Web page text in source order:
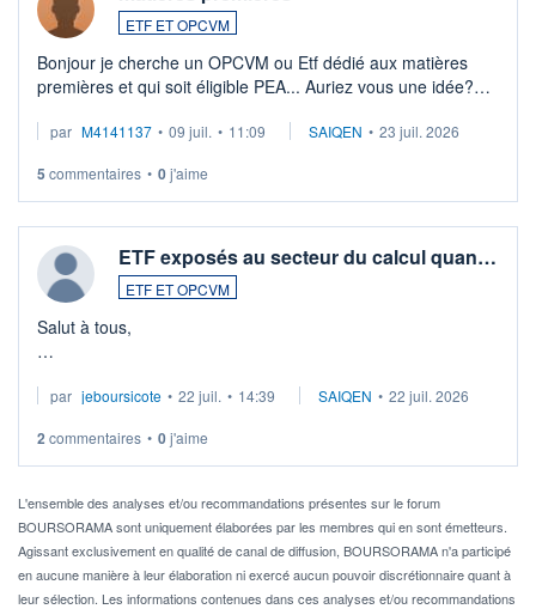
ETF ET OPCVM
Bonjour je cherche un OPCVM ou Etf dédié aux matières
premières et qui soit éligible PEA... Auriez vous une idée?
par M4141137 • 09 juil. • 11:09 SAIQEN • 23 juil. 2026
5 commentaires • 0j'aime
ETF exposés au secteur du calcul quan…
ETF ET OPCVM
Salut à tous,
via un ETF plutôt que des actions individuelles.
Idéalement, je voudrais qu'il soit éligible au PEA.
Pour l' ...
par jeboursicote • 22 juil. • 14:39 SAIQEN • 22 juil. 2026
2 commentaires • 0j'aime
L'ensemble des analyses et/ou recommandations présentes sur le forum
BOURSORAMA sont uniquement élaborées par les membres qui en sont émetteurs.
Agissant exclusivement en qualité de canal de diffusion, BOURSORAMA n'a participé
en aucune manière à leur élaboration ni exercé aucun pouvoir discrétionnaire quant à
leur sélection. Les informations contenues dans ces analyses et/ou recommandations